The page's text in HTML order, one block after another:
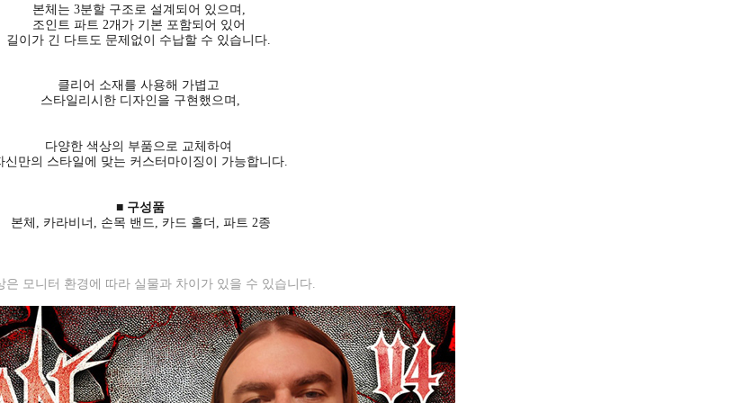
세요!
본체는 3분할 구조로 설계되어 있으며,
조인트 파트 2개가 기본 포함되어 있어
길이가 긴 다트도 문제없이 수납할 수 있습니다.
클리어 소재를 사용해 가볍고
스타일리시한 디자인을 구현했으며,
다양한 색상의 부품으로 교체하여
신만의 스타일에 맞는 커스터마이징이 가능합니다.
■ 구성품
본체, 카라비너, 손목 밴드, 카드 홀더, 파트 2종
은 모니터 환경에 따라 실물과 차이가 있을 수 있습니다.